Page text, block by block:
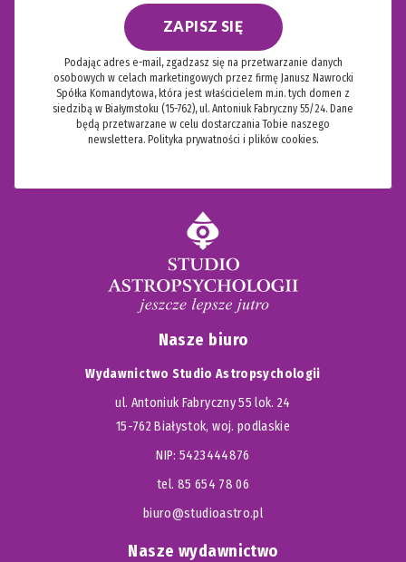
ZAPISZ SIĘ
Podając adres e-mail, zgadzasz się na przetwarzanie danych
osobowych w celach marketingowych przez firmę Janusz Nawrocki
Spółka Komandytowa, która jest właścicielem m.in. tych domen z
siedzibą w Białymstoku (15-762), ul. Antoniuk Fabryczny 55/24. Dane
będą przetwarzane w celu dostarczania Tobie naszego
newslettera. Polityka prywatności i plików cookies.
Nasze biuro
Wydawnictwo Studio Astropsychologii
ul. Antoniuk Fabryczny 55 lok. 24
15-762 Białystok, woj. podlaskie
NIP: 5423444876
tel. 85 654 78 06
biuro@studioastro.pl
Nasze wydawnictwo